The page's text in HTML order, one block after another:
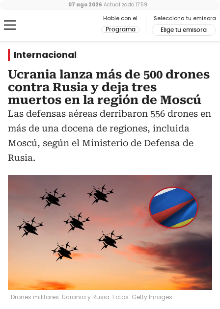
Hable con el
Programa
Selecciona tu emisora
Elige tu emisora
07 ago 2026 Actualizado 17:59
Internacional
Ucrania lanza más de 500 drones
contra Rusia y deja tres
muertos en la región de Moscú
Las defensas aéreas derribaron 556 drones en
más de una docena de regiones, incluida
Moscú, según el Ministerio de Defensa de
Rusia.
Drones militares. Ucrania y Rusia. Fotos: Getty Images.